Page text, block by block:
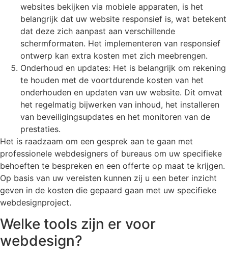
websites bekijken via mobiele apparaten, is het
belangrijk dat uw website responsief is, wat betekent
dat deze zich aanpast aan verschillende
schermformaten. Het implementeren van responsief
ontwerp kan extra kosten met zich meebrengen.
Onderhoud en updates: Het is belangrijk om rekening
te houden met de voortdurende kosten van het
onderhouden en updaten van uw website. Dit omvat
het regelmatig bijwerken van inhoud, het installeren
van beveiligingsupdates en het monitoren van de
prestaties.
Het is raadzaam om een gesprek aan te gaan met
professionele webdesigners of bureaus om uw specifieke
behoeften te bespreken en een offerte op maat te krijgen.
Op basis van uw vereisten kunnen zij u een beter inzicht
geven in de kosten die gepaard gaan met uw specifieke
webdesignproject.
Welke tools zijn er voor
webdesign?